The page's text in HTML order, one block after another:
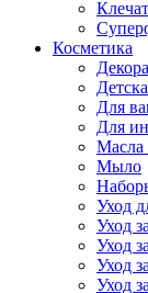
Косметика
Для
Для
Масла
Мыло
Уход
Уход
Уход
Уход
Уход